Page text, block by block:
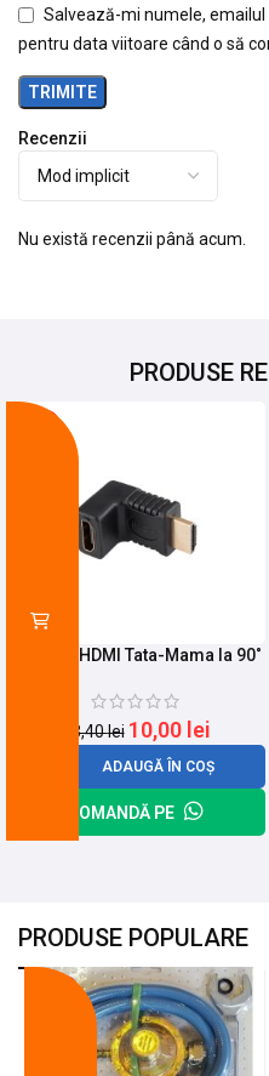
Recenzii
Nu există recenzii până acum.
Salvează-mi numele,
pentru data viitoare când o să
PRODUSE
Adaptor HDMI Tata-Mama la 90˚
13,40lei 10,00 lei
ADAUGĂ ÎN COȘ
COMANDĂ PE
PRODUSE POPULARE